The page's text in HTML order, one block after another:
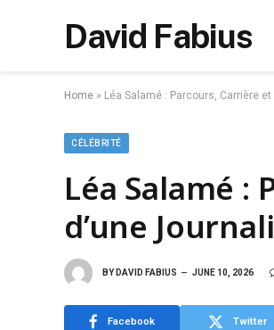
David Fabius
Home » Léa Salamé : Parcours, Carrière
CÉLÉBRITÉ
Léa Salamé
d’une
BY DAVID FABIUS JUNE 10, 2026
Facebook Twitter